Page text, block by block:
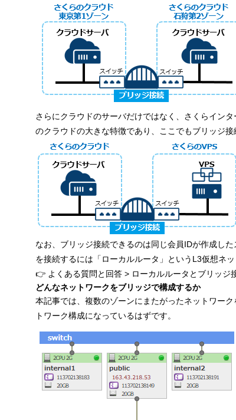
本記事で参照するマニュアル
料金について
次の記事はこちら
さらにクラウドのサーバだけではなく、さくらイン
のクラウドの大きな特徴であり、ここでもブリッジ接
なお、ブリッジ接続できるのは同じ会員IDが作成し
を接続するには「ローカルルータ」というL3仮想ネ
👉 よくある質問と回答 > ローカルルータとブリッジ
どんなネットワークをブリッジで構成するか
本記事では、複数のゾーンにまたがったネットワー
トワーク構成になっているはずです。